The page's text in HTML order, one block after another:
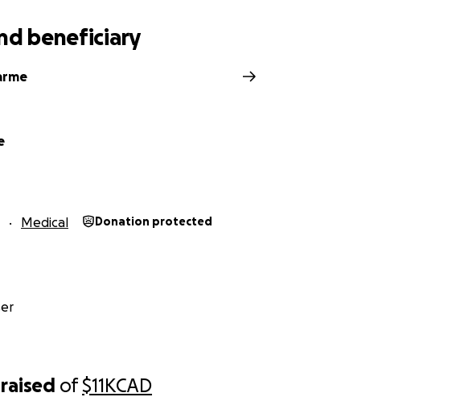
raised of$11KCAD
beneficiary
Medical Donation protected